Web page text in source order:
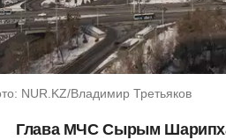
NUR.KZ/Владимир Третьяков
Глава МЧС Сырым